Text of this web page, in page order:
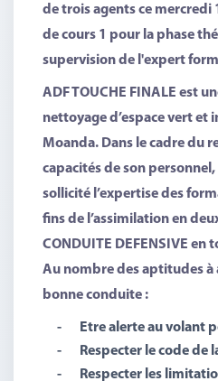
de trois agents ce mercredi
de cours 1 pour la phase
supervision de l'expert
ADF TOUCHE FINALE est
nettoyage d’espace vert et
Moanda. Dans le cadre du
capacités de son
sollicité l’expertise des
fins de l’assimilation en
CONDUITE DEFENSIVE en
Au nombre des aptitudes à
bonne conduite :
-
Etre alerte au volant
-
Respecter le code de
-
Respecter les